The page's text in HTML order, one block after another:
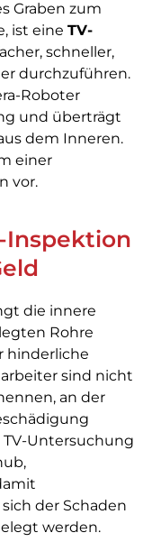
Graben zum
ist eine TV-
schneller,
durchzuführen.
Roboter
und überträgt
dem Inneren.
einer
vor.
Inspektion
die innere
Rohre
hinderliche
sind nicht
an der
Untersuchung
der Schaden
werden.